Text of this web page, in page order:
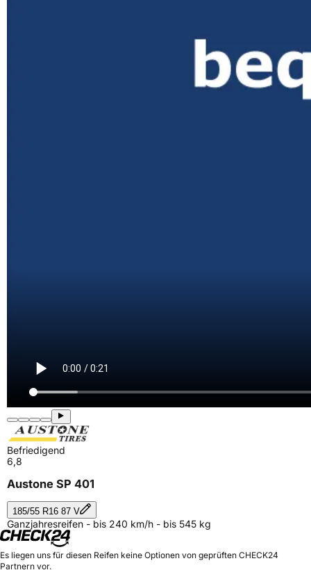
Befriedigend
6,8
Austone SP 401
185/55 R16 87 V
Ganzjahresreifen - bis 240 km/h - bis 545 kg
Es liegen uns für diesen Reifen keine Optionen von geprüften CHECK24
Partnern vor.